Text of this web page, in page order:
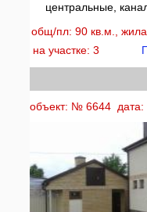
центральные,
общ/пл: 90 кв.м.,
на участке: 3
объект: № 6644 дата: